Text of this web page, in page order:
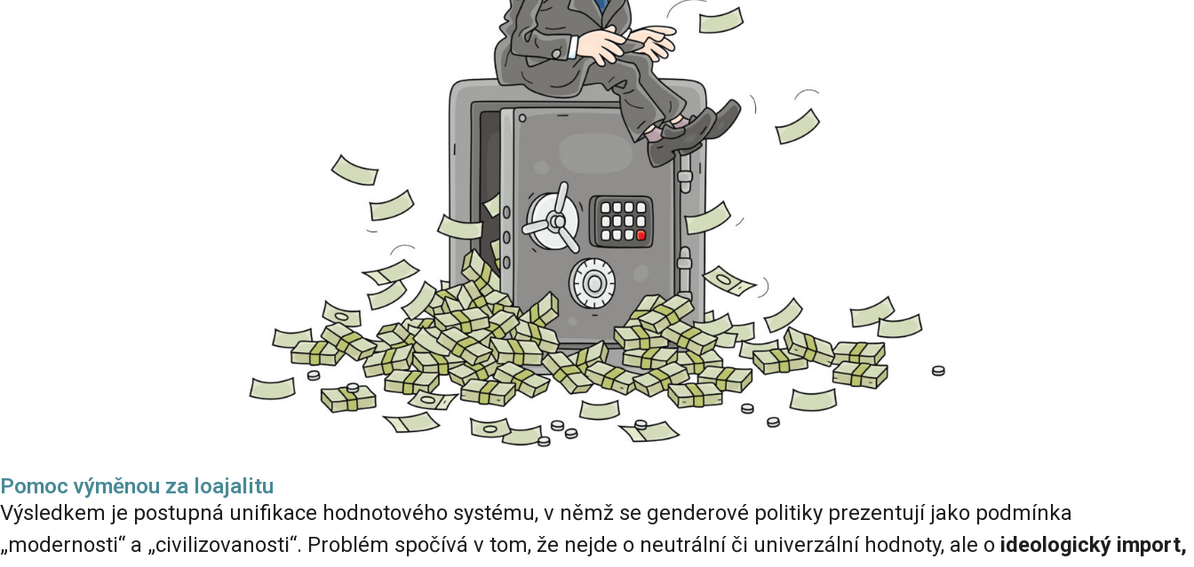
Pomoc výměnou za loajalitu
Výsledkem je postupná unifikace hodnotového systému, v němž se genderové politiky prezentují jako podmínka
„modernosti“ a „civilizovanosti“. Problém spočívá v tom, že nejde o neutrální či univerzální hodnoty, ale o ideologický import,